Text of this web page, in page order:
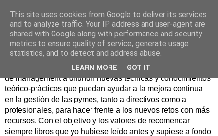
Nuevo Viernes - Nuevo
Libro
Nace con la misión de ayudar mediante la lectura de libros
de management a difundir nuevas técnicas y conocimientos
teórico-prácticos que puedan ayudar a la mejora continua
en la gestión de las pymes, tanto a directivos como a
profesionales, para hacer frente a los nuevos retos con más
recursos. Con el objetivo y los valores de recomendar
siempre libros que yo hubiese leído antes y supiese a fondo
This site uses cookies from Google to deliver its services
and to analyze traffic. Your IP address and user-agent are
shared with Google along with performance and security
metrics to ensure quality of service, generate usage
statistics, and to detect and address abuse.
LEARN MORE GOT IT